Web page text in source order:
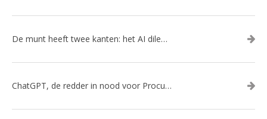
De munt heeft twee kanten: het AI dilemma
ChatGPT, de redder in nood voor Procurement?